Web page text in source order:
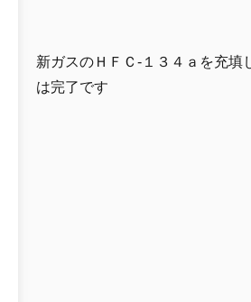
新ガスのＨＦＣ-１３４ａを充填
は完了です